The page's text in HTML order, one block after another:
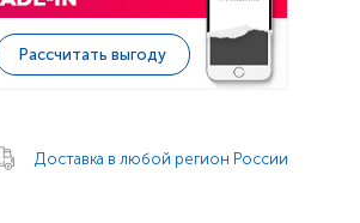
Рассчитать выгоду
Доставка в любой регион России